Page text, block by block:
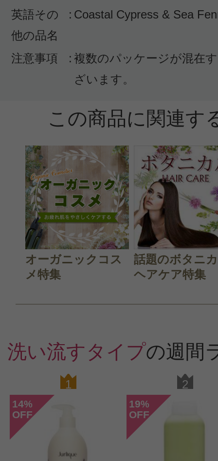
英語その
他の品名
: Coastal Cypress & Sea
注意事項 : 複数のパッケージが混在
ざいます。
この商品に関連す
オーガニックコス
メ特集
話題のボタニ
ヘアケア特集
洗い流すタイプの週間
1
14%
OFF
2
19%
OFF